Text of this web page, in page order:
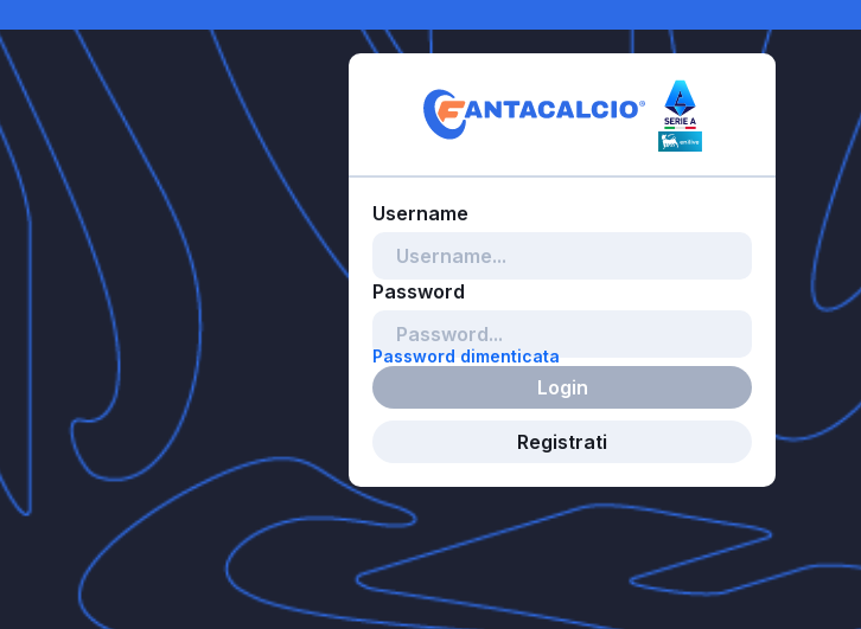
Password dimenticata
Login
Registrati